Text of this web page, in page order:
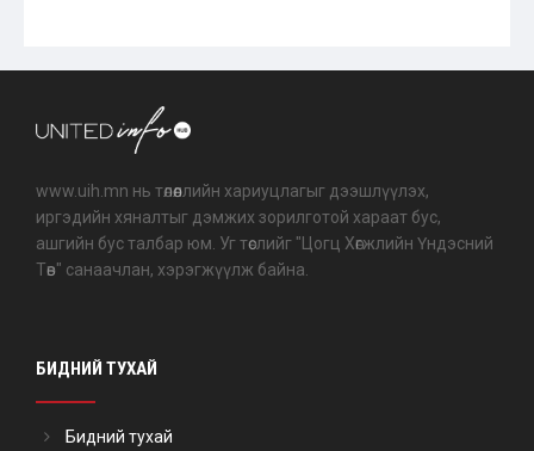
www.uih.mn нь төлөөллийн хариуцлагыг дээшлүүлэх,
иргэдийн хяналтыг дэмжих зорилготой хараат бус,
ашгийн бус талбар юм. Уг төслийг "Цогц Хөгжлийн Үндэсний
Төв" санаачлан, хэрэгжүүлж байна.
БИДНИЙ ТУХАЙ
Бидний тухай